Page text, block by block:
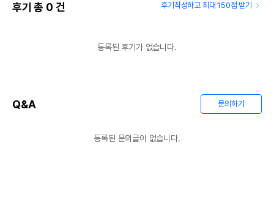
후기 총 0 건 후기작성하고 최대 150점 받기
등록된 후기가 없습니다.
Q&A 문의하기
등록된 문의글이 없습니다.